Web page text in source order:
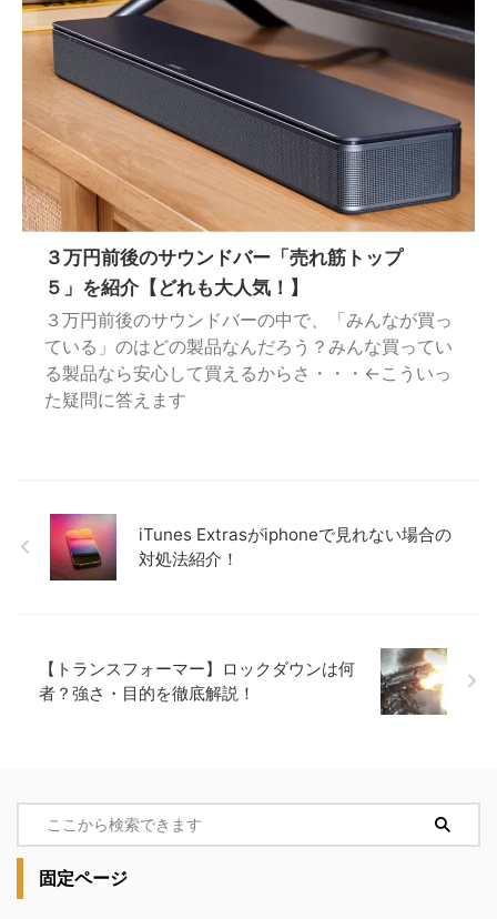
３万円前後のサウンドバー「売れ筋トップ
５」を紹介【どれも大人気！】
３万円前後のサウンドバーの中で、「みんなが買っ
ている」のはどの製品なんだろう？みんな買ってい
る製品なら安心して買えるからさ・・・←こういっ
た疑問に答えます
iTunes Extrasがiphoneで見れない場合の
対処法紹介！
【トランスフォーマー】ロックダウンは何
者？強さ・目的を徹底解説！
固定ページ